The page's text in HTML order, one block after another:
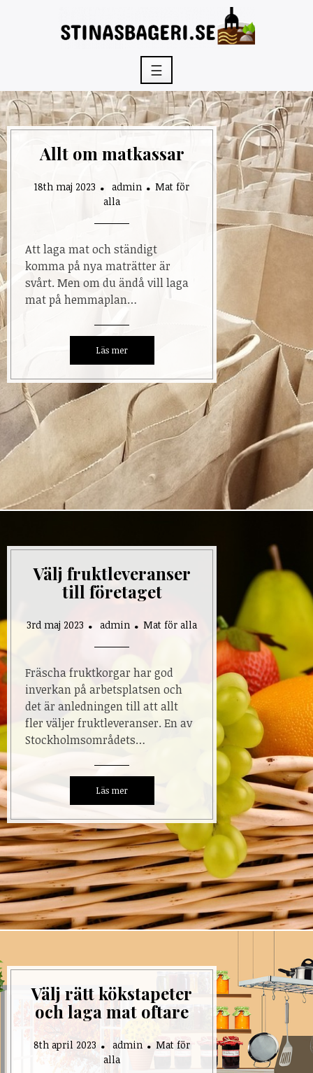
☰
Allt om matkassar
18th maj 2023 admin
Mat för
alla
Att laga mat och ständigt
komma på nya maträtter är
svårt. Men om du ändå vill laga
mat på hemmaplan…
Välj fruktleveranser
till företaget
3rd maj 2023 admin Mat för alla
Fräscha fruktkorgar har god
inverkan på arbetsplatsen och
det är anledningen till att allt
fler väljer fruktleveranser. En av
Stockholmsområdets…
Välj rätt kökstapeter
och laga mat oftare
8th april 2023 admin
Mat för
alla